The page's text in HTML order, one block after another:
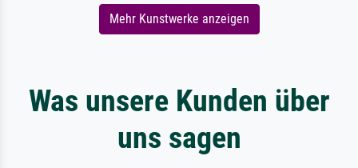
Mehr Kunstwerke anzeigen
Was unsere Kunden über
uns sagen